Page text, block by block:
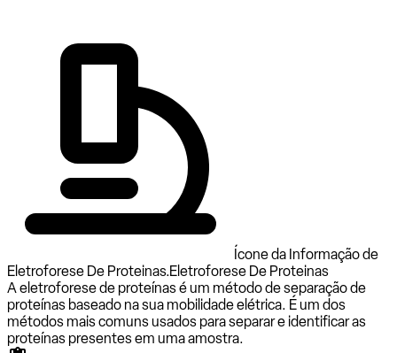
Ícone da Informação de
Eletroforese De Proteinas.Eletroforese De Proteinas
A eletroforese de proteínas é um método de separação de
proteínas baseado na sua mobilidade elétrica. É um dos
métodos mais comuns usados para separar e identificar as
proteínas presentes em uma amostra.